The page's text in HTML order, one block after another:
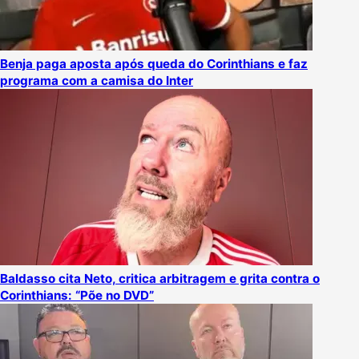
Benja paga aposta após queda do Corinthians e faz
programa com a camisa do Inter
Baldasso cita Neto, critica arbitragem e grita contra o
Corinthians: “Põe no DVD”